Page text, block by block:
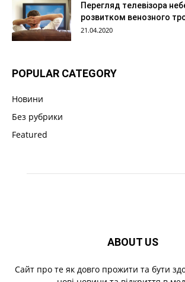
Перегляд телевізора
розвитком венозного
21.04.2020
POPULAR CATEGORY
Новини
Без рубрики
Featured
ABOUT US
Cайт про те як довго прожити та бути